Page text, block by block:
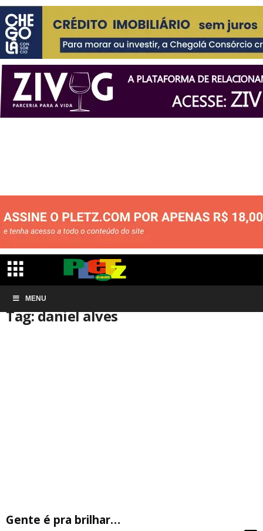
MENU
Início Tags
Tag: daniel alves
Gente é pra brilhar…